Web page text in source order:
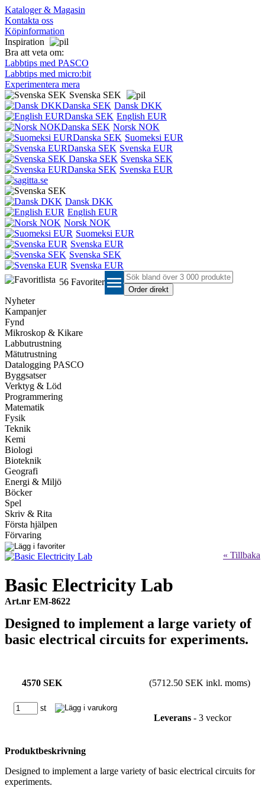
Kataloger & Magasin
Kontakta oss
Köpinformation
Inspiration
Bra att veta om:
Labbtips med PASCO
Labbtips med micro:bit
Experimentera mera
Svenska SEK
Dansk DKK
English EUR
Norsk NOK
Suomeksi EUR
Svenska EUR
Svenska SEK
Svenska EUR
Dansk DKK
English EUR
Norsk NOK
Suomeksi EUR
Svenska EUR
Svenska SEK
Svenska EUR
56 Favoriter menu
Nyheter
Kampanjer
Fynd
Mikroskop & Kikare
Labbutrustning
Mätutrustning
Datalogging PASCO
Byggsatser
Verktyg & Löd
Programmering
Matematik
Fysik
Teknik
Kemi
Biologi
Bioteknik
Geografi
Energi & Miljö
Böcker
Spel
Skriv & Rita
Första hjälpen
Förvaring
« Tillbaka
Basic Electricity Lab
Art.nr EM-8622
Designed to implement a large variety of
basic electrical circuits for experiments.
4570 SEK (5712.50 SEK inkl. moms)
st
Leverans - 3 veckor
Produktbeskrivning
Designed to implement a large variety of basic electrical circuits for
experiments.